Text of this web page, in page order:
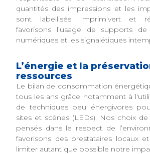
quantités des impressions et les
sont labellisés Imprim’vert et
favorisons l’usage de supports
numériques et les signalétiques
L’énergie et la
ressources
Le bilan de consommation
tous les ans grâce notamment à
de techniques peu énergivores
sites et scènes (LEDs). Nos choix
pensés dans le respect de
favorisons des prestataires locaux
limiter autant que possible notre